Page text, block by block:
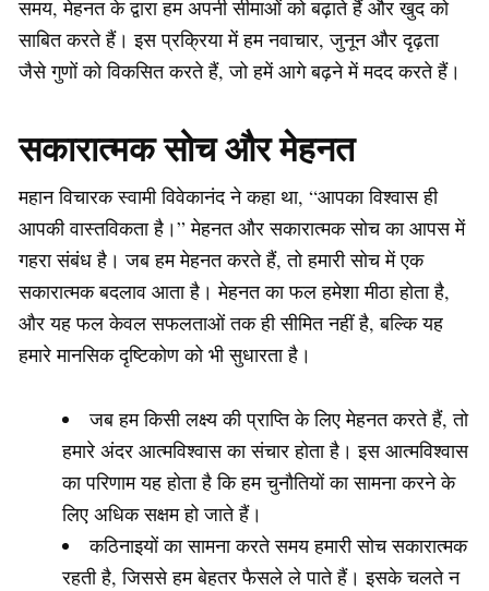
समय, मेहनत के द्वारा हम अपनी सीमाओं को बढ़ाते हैं और खुद को
साबित करते हैं। इस प्रक्रिया में हम नवाचार, जुनून और दृढ़ता
जैसे गुणों को विकसित करते हैं, जो हमें आगे बढ़ने में मदद करते हैं।
सकारात्मक सोच और मेहनत
महान विचारक स्वामी विवेकानंद ने कहा था, “आपका विश्वास ही
आपकी वास्तविकता है।” मेहनत और सकारात्मक सोच का आपस में
गहरा संबंध है। जब हम मेहनत करते हैं, तो हमारी सोच में एक
सकारात्मक बदलाव आता है। मेहनत का फल हमेशा मीठा होता है,
और यह फल केवल सफलताओं तक ही सीमित नहीं है, बल्कि यह
हमारे मानसिक दृष्टिकोण को भी सुधारता है।
जब हम किसी लक्ष्य की प्राप्ति के लिए मेहनत करते हैं, तो
हमारे अंदर आत्मविश्वास का संचार होता है। इस आत्मविश्वास
का परिणाम यह होता है कि हम चुनौतियों का सामना करने के
लिए अधिक सक्षम हो जाते हैं।
कठिनाइयों का सामना करते समय हमारी सोच सकारात्मक
रहती है, जिससे हम बेहतर फैसले ले पाते हैं। इसके चलते न